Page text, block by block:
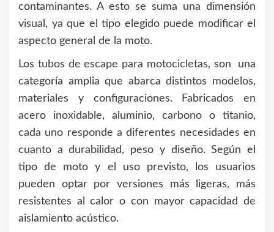
contaminantes. A esto se suma una dimensión
visual, ya que el tipo elegido puede modificar el
aspecto general de la moto.
Los tubos de escape para motocicletas, son una
categoría amplia que abarca distintos modelos,
materiales y configuraciones. Fabricados en
acero inoxidable, aluminio, carbono o titanio,
cada uno responde a diferentes necesidades en
cuanto a durabilidad, peso y diseño. Según el
tipo de moto y el uso previsto, los usuarios
pueden optar por versiones más ligeras, más
resistentes al calor o con mayor capacidad de
aislamiento acústico.